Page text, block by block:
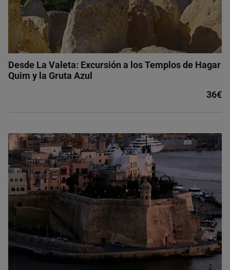
Desde La Valeta: Excursión a los Templos de Hagar
Quim y la Gruta Azul
36€